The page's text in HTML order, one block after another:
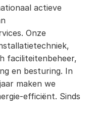
actieve
Onze
faciliteitenbeheer,
en besturing. In
maken we
efficiënt. Sinds